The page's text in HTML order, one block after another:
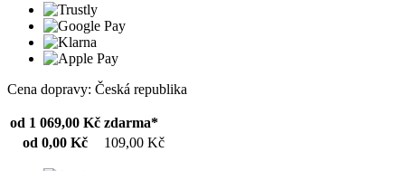
Cena dopravy: Česká republika
od 1 069,00 Kč zdarma*
od 0,00 Kč
109,00 Kč